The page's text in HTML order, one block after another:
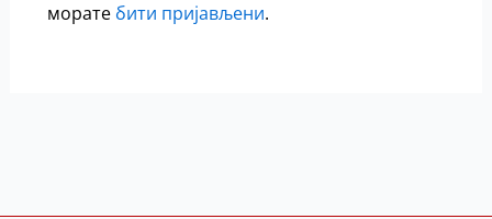
морате бити пријављени.